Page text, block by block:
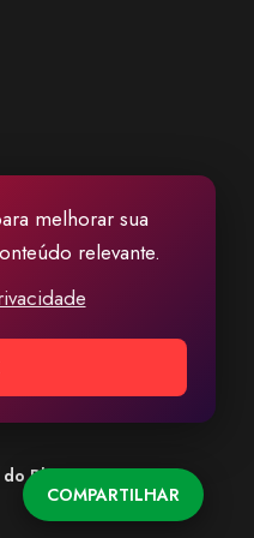
melhorar sua
relevante.
COMPARTILHAR
do Blogger